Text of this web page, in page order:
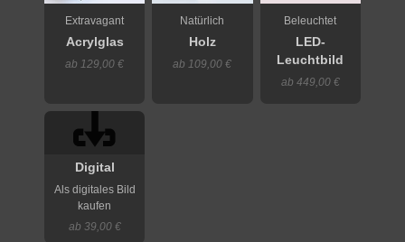
Extravagant
Acrylglas
ab 129,00 €
Natürlich
Holz
ab 109,00 €
Beleuchtet
LED-
Leuchtbild
ab 449,00 €
Digital
Als digitales Bild
kaufen
ab 39,00 €